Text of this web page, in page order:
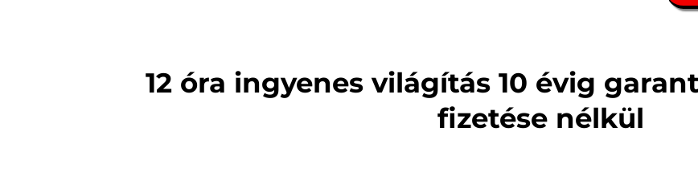
12 óra ingyenes világítás 10 évig
fizetése nélkül